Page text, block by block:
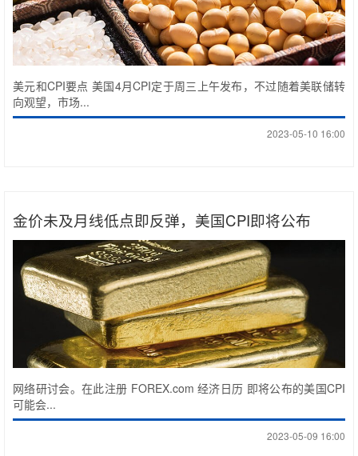
美元和CPI要点 美国4月CPI定于周三上午发布，不过随着美联储转
向观望，市场...
2023-05-10 16:00
金价未及月线低点即反弹，美国CPI即将公布
网络研讨会。在此注册 FOREX.com 经济日历 即将公布的美国CPI
可能会...
2023-05-09 16:00